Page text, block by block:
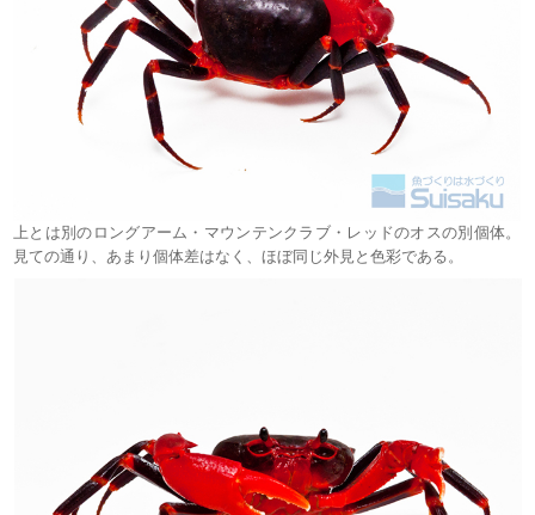
上とは別のロングアーム・マウンテンクラブ・レッドのオスの別個体。
見ての通り、あまり個体差はなく、ほぼ同じ外見と色彩である。